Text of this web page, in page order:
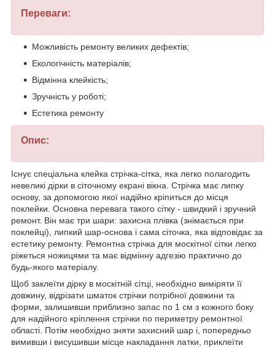
Переваги:
Можливість ремонту великих дефектів;
Екологічність матеріалів;
Відмінна клейкість;
Зручність у роботі;
Естетика ремонту
Опис:
Існує спеціальна клейка стрічка-сітка, яка легко полагодить
невеликі дірки в сіточному екрані вікна. Стрічка має липку
основу, за допомогою якої надійно кріпиться до місця
поклейки. Основна перевага такого сітку - швидкий і зручний
ремонт. Він має три шари: захисна плівка (знімається при
поклейці), липкий шар-основа і сама сіточка, яка відповідає за
естетику ремонту. Ремонтна стрічка для москітної сітки легко
ріжеться ножицями та має відмінну адгезію практично до
будь-якого матеріалу.
Щоб заклеїти дірку в москітній сітці, необхідно виміряти її
довжину, відрізати шматок стрічки потрібної довжини та
форми, залишивши приблизно запас по 1 см з кожного боку
для надійного кріплення стрічки по периметру ремонтної
області. Потім необхідно зняти захисний шар і, попередньо
вимивши і висушивши місце накладання латки, приклеїти